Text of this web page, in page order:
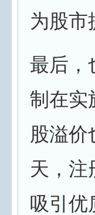
为股市
最后，
制在实
股溢价
天，注
吸引优